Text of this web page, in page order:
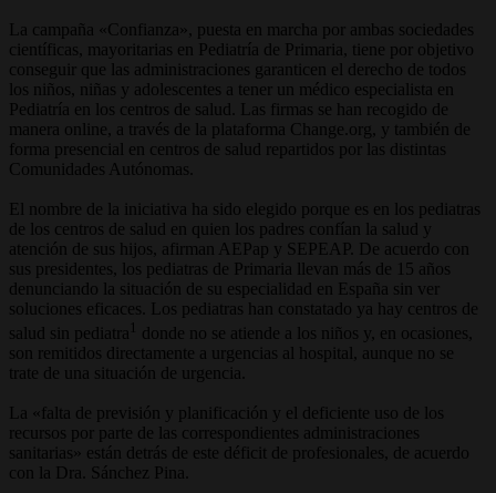
La campaña «Confianza», puesta en marcha por ambas sociedades
científicas, mayoritarias en Pediatría de Primaria, tiene por objetivo
conseguir que las administraciones garanticen el derecho de todos
los niños, niñas y adolescentes a tener un médico especialista en
Pediatría en los centros de salud. Las firmas se han recogido de
manera online, a través de la plataforma Change.org, y también de
forma presencial en centros de salud repartidos por las distintas
Comunidades Autónomas.
El nombre de la iniciativa ha sido elegido porque es en los pediatras
de los centros de salud en quien los padres confían la salud y
atención de sus hijos, afirman AEPap y SEPEAP. De acuerdo con
sus presidentes, los pediatras de Primaria llevan más de 15 años
denunciando la situación de su especialidad en España sin ver
soluciones eficaces. Los pediatras han constatado ya hay centros de
salud sin pediatra 1 donde no se atiende a los niños y, en ocasiones,
son remitidos directamente a urgencias al hospital, aunque no se
trate de una situación de urgencia.
La «falta de previsión y planificación y el deficiente uso de los
recursos por parte de las correspondientes administraciones
sanitarias» están detrás de este déficit de profesionales, de acuerdo
con la Dra. Sánchez Pina.